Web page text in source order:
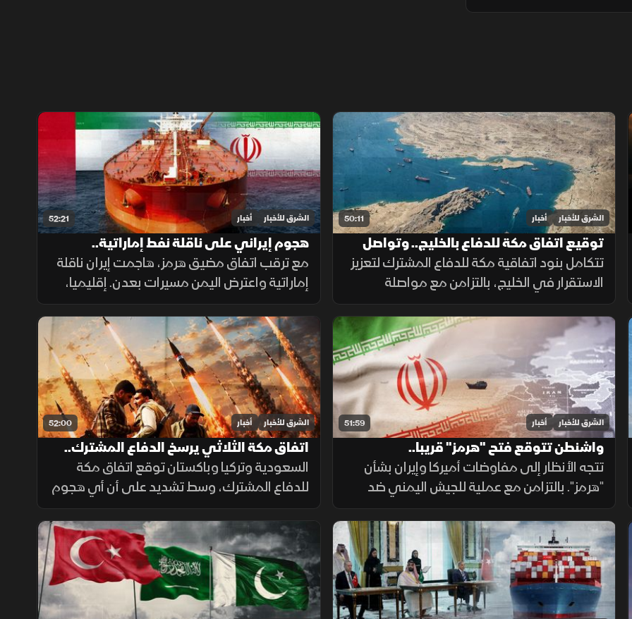
50:11 الشرق للأخبار أخبار
توقيع اتفاق مكة للدفاع بالخليج.. وتواصل
محادثات هرمز
تتكامل بنود اتفاقية مكة للدفاع المشترك لتعزيز
الاستقرار في الخليج، بالتزامن مع مواصلة
المحادثات بشأن فتح مضيق هرمز، وإعلان الجيش
اليمني رفع الجاهزية الميدانية لمواجهة التحديات
الأمنية.
52:21 الشرق للأخبار أخبار
هجوم إيراني على ناقلة نفط إماراتية..
والعراق يعزز توازنه مع دول الجوار
مع ترقب اتفاق مضيق هرمز، هاجمت إيران ناقلة
إماراتية واعترض اليمن مسيرات بعدن. إقليميا،
أوضح رئيس وزراء العراق سعي بلاده لتوازن مع
دول الجوار، وكشفت واشنطن عن تفكير بوتين
باستفزاز الناتو.
51:59 الشرق للأخبار أخبار
واشنطن تتوقع فتح "هرمز" قريبا..
و"الشيوخ" الأميركي يبحث دعم لبنان
تتجه الأنظار إلى مفاوضات أميركا وإيران بشأن
"هرمز". بالتزامن مع عملية للجيش اليمني ضد
الحوثيين. وتوقيع السعودية وتركيا وباكستان
اتفاق مكة الدفاعي. ويناقش مجلس الشيوخ
الأميركي مشروع قانون لدعم لبنان.
52:00 الشرق للأخبار أخبار
اتفاق مكة الثلاثي يرسخ الدفاع المشترك..
وتحركات عسكرية ضد الحوثيين
السعودية وتركيا وباكستان توقع اتفاق مكة
للدفاع المشترك، وسط تشديد على أن أي هجوم
على إحدى الدول الثلاث يستهدف الجميع.
بالتزامن مع تحركات بشأن "هرمز". وتصعيد ضد
الحوثيين. ومفاوضات أميركية بشأن إيران.